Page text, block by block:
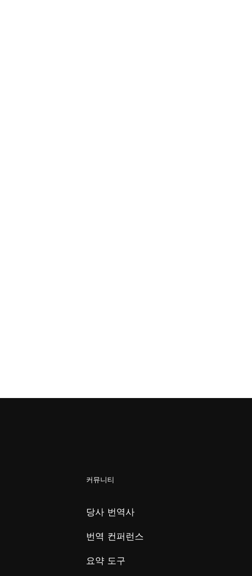
커뮤니티
당사 번역사
번역 컨퍼런스
요약 도구